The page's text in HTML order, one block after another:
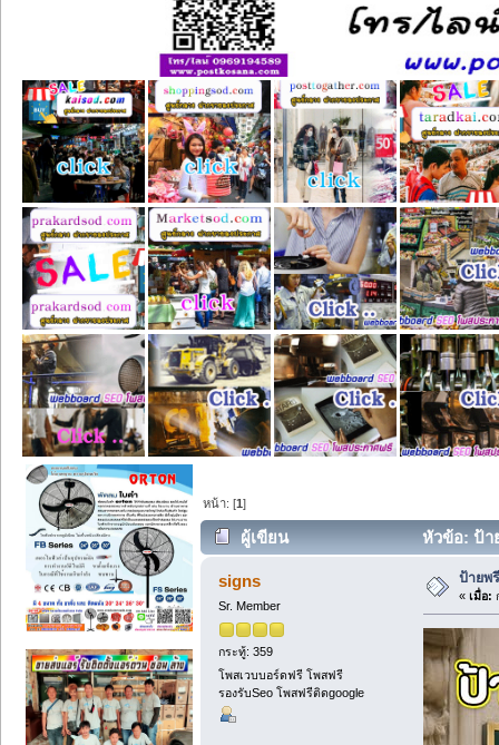
หน้า: [1]
ผู้เขียน หัวข้อ: ป้า
signs
Sr. Member
กระทู้: 359
โพสเวบบอร์ดฟรี โพสฟรี
รองรับSeo โพสฟรีติดgoogle
ป้ายพ
« เมื่อ: